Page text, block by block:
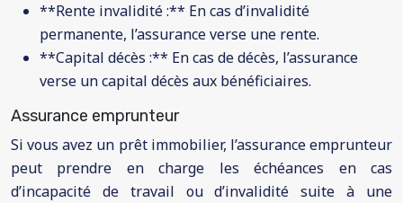
**Rente invalidité :** En cas d’invalidité
permanente, l’assurance verse une rente.
**Capital décès :** En cas de décès, l’assurance
verse un capital décès aux bénéficiaires.
Assurance emprunteur
Si vous avez un prêt immobilier, l’assurance emprunteur
peut prendre en charge les échéances en cas
d’incapacité de travail ou d’invalidité suite à une